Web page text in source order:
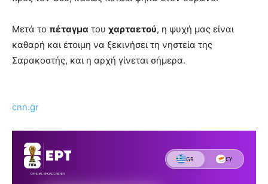
Μετά το πέταγμα του χαρταετού, η ψυχή μας είναι
καθαρή και έτοιμη να ξεκινήσει τη νηστεία της
Σαρακοστής, και η αρχή γίνεται σήμερα.
cnn.gr